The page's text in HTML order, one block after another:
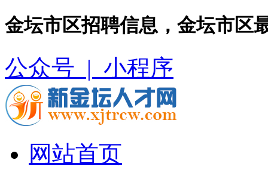
金坛市区招聘信息，金坛市区
公众号 | 小程序
网站首页